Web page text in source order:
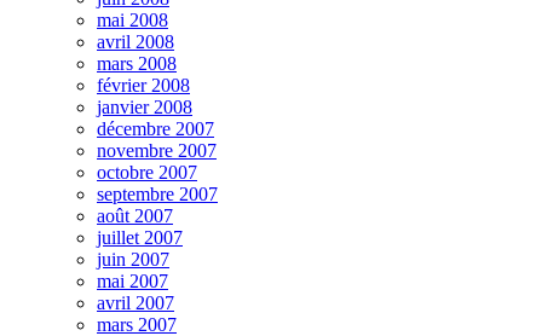
mai 2008
avril 2008
mars 2008
février 2008
janvier 2008
décembre 2007
novembre 2007
octobre 2007
septembre 2007
août 2007
juillet 2007
juin 2007
mai 2007
avril 2007
mars 2007